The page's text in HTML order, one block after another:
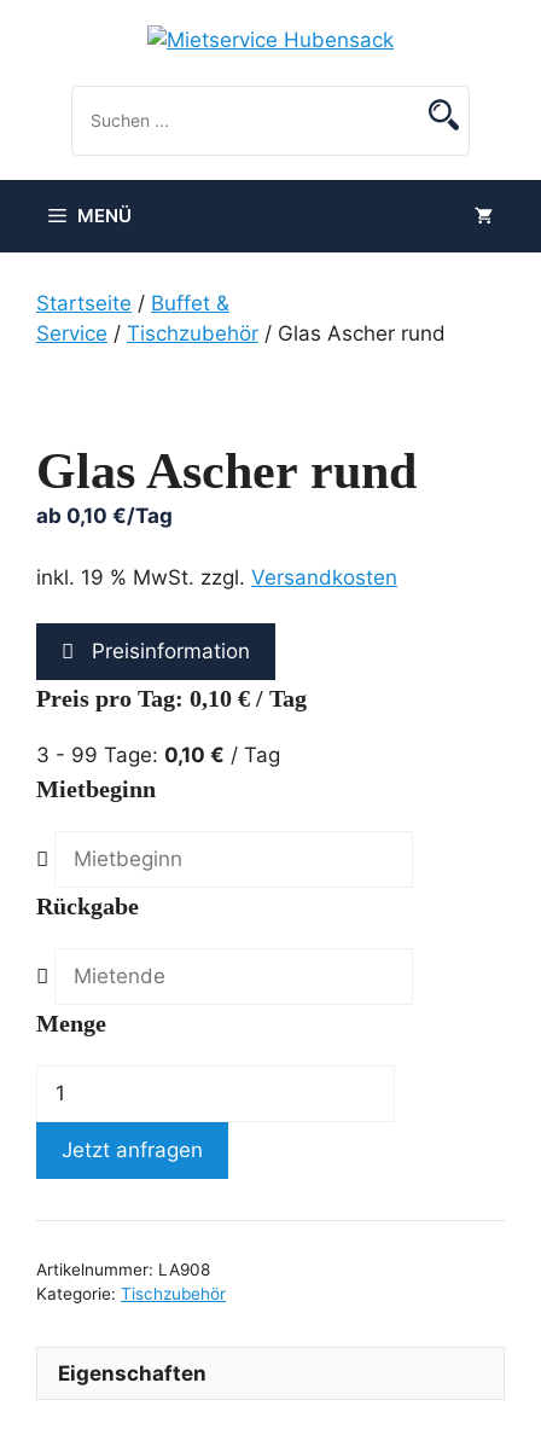
MENÜ
Startseite / Buffet &
Service / Tischzubehör / Glas Ascher rund
Glas Ascher rund
ab 0,10 €/Tag
inkl. 19 % MwSt. zzgl. Versandkosten
Preisinformation
Preis pro Tag: 0,10 € / Tag
3 - 99 Tage: 0,10 € / Tag
Mietbeginn
Rückgabe
Menge
Jetzt anfragen
Artikelnummer: LA908
Kategorie: Tischzubehör
Eigenschaften